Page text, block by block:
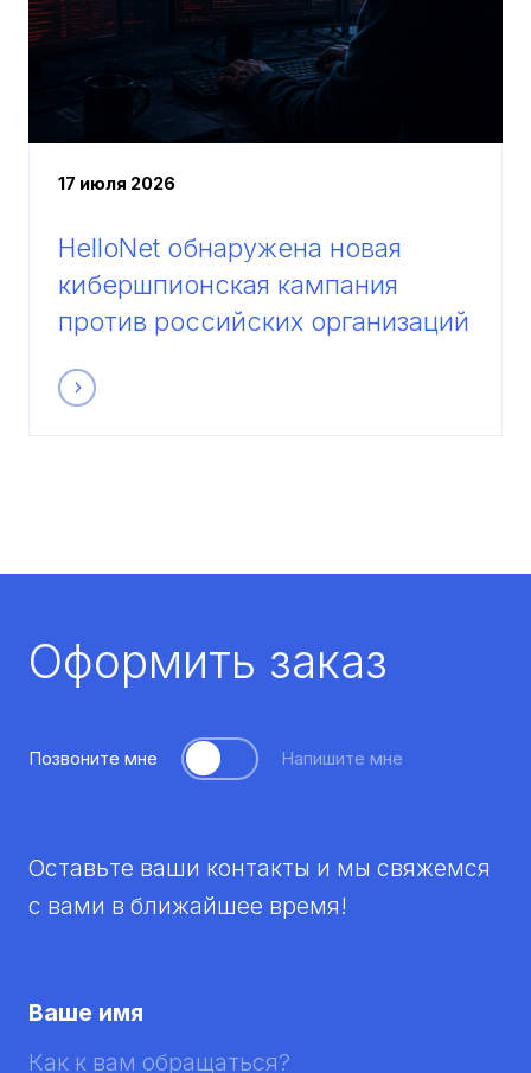
17 июля 2026
HelloNet обнаружена новая
кибершпионская кампания
против российских организаций
Оформить заказ
Позвоните мне Напишите мне
Оставьте ваши контакты и мы свяжемся
с вами в ближайшее время!
Ваше имя